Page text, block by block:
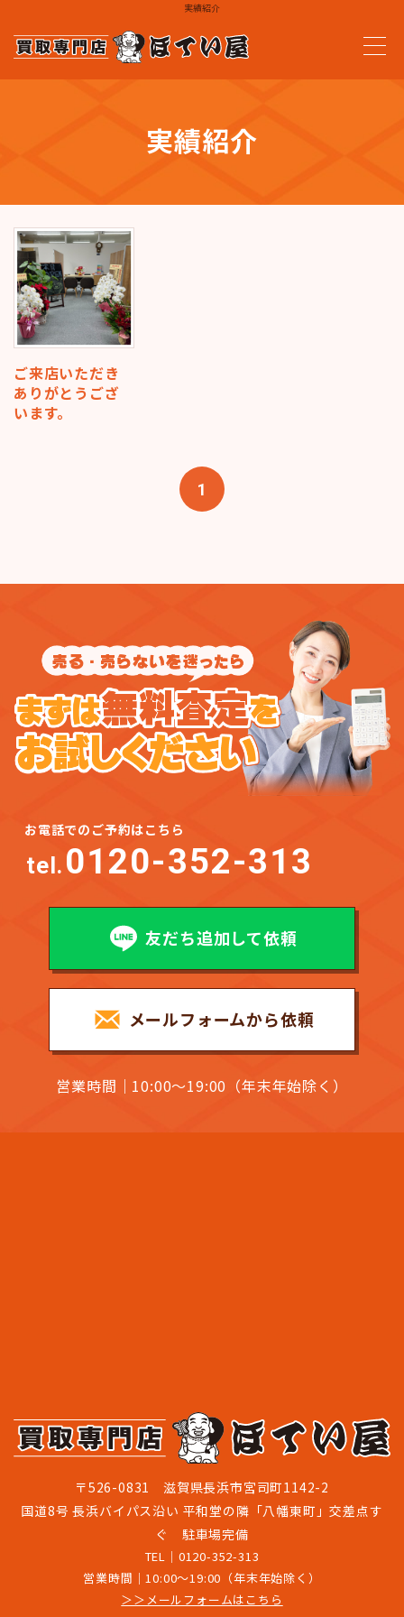
実績紹介
実績紹介
ご来店いただき
ありがとうござ
います。
1
お電話でのご予約はこちら
tel.0120-352-313
友だち追加して依頼
メールフォームから依頼
営業時間｜10:00～19:00（年末年始除く）
〒526-0831 滋賀県長浜市宮司町1142-2
国道8号 長浜バイパス沿い 平和堂の隣「八幡東町」交差点す
ぐ 駐車場完備
TEL｜ 0120-352-313
営業時間｜10:00～19:00（年末年始除く）
＞＞メールフォームはこちら